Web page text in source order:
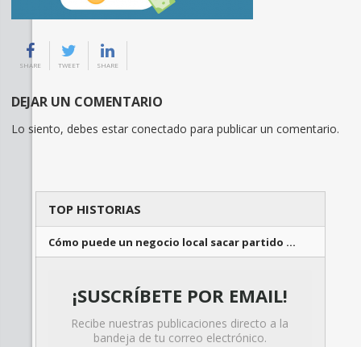
SHARE TWEET SHARE
DEJAR UN COMENTARIO
Lo siento, debes estar conectado para publicar un comentario.
TOP HISTORIAS
Cómo puede un negocio local sacar partido …
¡SUSCRÍBETE POR EMAIL!
Recibe nuestras publicaciones directo a la
bandeja de tu correo electrónico.